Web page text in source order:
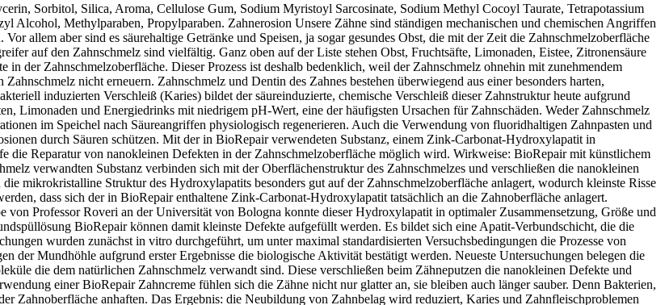
Sorbitol, Silica, Aroma, Cellulose Gum, Sodium Myristoyl Sarcosinate, Sodium Methyl Cocoyl Taurate, Tetrapotassium
Methylparaben, Propylparaben. Zahnerosion Unsere Zähne sind ständigen mechanischen und chemischen Angriffen
allem aber sind es säurehaltige Getränke und Speisen, ja sogar gesundes Obst, die mit der Zeit die Zahnschmelzoberfläche
auf den Zahnschmelz sind vielfältig. Ganz oben auf der Liste stehen Obst, Fruchtsäfte, Limonaden, Eistee, Zitronensäure
der Zahnschmelzoberfläche. Dieser Prozess ist deshalb bedenklich, weil der Zahnschmelz ohnehin mit zunehmendem
nicht erneuern. Zahnschmelz und Dentin des Zahnes bestehen überwiegend aus einer besonders harten,
induzierten Verschleiß (Karies) bildet der säureinduzierte, chemische Verschleiß dieser Zahnstruktur heute aufgrund
Limonaden und Energiedrinks mit niedrigem pH-Wert, eine der häufigsten Ursachen für Zahnschäden. Weder Zahnschmelz
im Speichel nach Säureangriffen physiologisch regenerieren. Auch die Verwendung von fluoridhaltigen Zahnpasten und
durch Säuren schützen. Mit der in BioRepair verwendeten Substanz, einem Zink-Carbonat-Hydroxylapatit in
Reparatur von nanokleinen Defekten in der Zahnschmelzoberfläche möglich wird. Wirkweise: BioRepair mit künstlichem
verwandten Substanz verbinden sich mit der Oberflächenstruktur des Zahnschmelzes und verschließen die nanokleinen
mikrokristalline Struktur des Hydroxylapatits besonders gut auf der Zahnschmelzoberfläche anlagert, wodurch kleinste Risse
dass sich der in BioRepair enthaltene Zink-Carbonat-Hydroxylapatit tatsächlich an die Zahnoberfläche anlagert.
Professor Roveri an der Universität von Bologna konnte dieser Hydroxylapatit in optimaler Zusammensetzung, Größe und
BioRepair können damit kleinste Defekte aufgefüllt werden. Es bildet sich eine Apatit-Verbundschicht, die die
wurden zunächst in vitro durchgeführt, um unter maximal standardisierten Versuchsbedingungen die Prozesse von
der Mundhöhle aufgrund erster Ergebnisse die biologische Aktivität bestätigt werden. Neueste Untersuchungen belegen die
die dem natürlichen Zahnschmelz verwandt sind. Diese verschließen beim Zähneputzen die nanokleinen Defekte und
einer BioRepair Zahncreme fühlen sich die Zähne nicht nur glatter an, sie bleiben auch länger sauber. Denn Bakterien,
Zahnoberfläche anhaften. Das Ergebnis: die Neubildung von Zahnbelag wird reduziert, Karies und Zahnfleischproblemen